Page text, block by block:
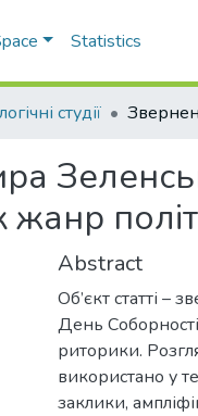
Statistics
студії
жанр
Abstract
Об’єкт статті –
День
риторики.
використано у
заклики,